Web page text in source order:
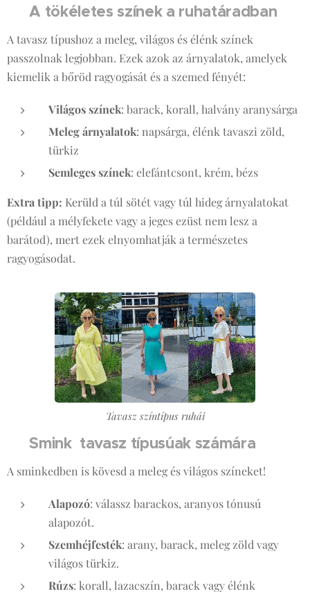
🌼A tökéletes színek a ruhatáradban
A tavasz típushoz a meleg, világos és élénk színek
passzolnak legjobban. Ezek azok az árnyalatok, amelyek
kiemelik a bőröd ragyogását és a szemed fényét:
Világos színek: barack, korall, halvány aranysárga
Meleg árnyalatok: napsárga, élénk tavaszi zöld,
türkiz
Semleges színek: elefántcsont, krém, bézs
Extra tipp: Kerüld a túl sötét vagy túl hideg árnyalatokat
(például a mélyfekete vagy a jeges ezüst nem lesz a
barátod), mert ezek elnyomhatják a természetes
ragyogásodat.
Tavasz színtípus ruhái
🌺Smink tavasz típusúak számára
A sminkedben is kövesd a meleg és világos színeket!
Alapozó: válassz barackos, aranyos tónusú
alapozót.
Szemhéjfesték: arany, barack, meleg zöld vagy
világos türkiz.
Rúzs: korall, lazacszín, barack vagy élénk